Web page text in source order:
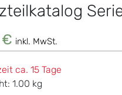
€ inkl. MwSt.
ca. 15 Tage
1.00 kg